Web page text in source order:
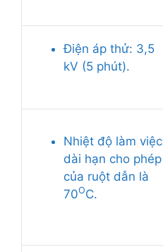
Điện áp thử: 3,5
kV (5 phút).
Nhiệt độ làm việc
dài hạn cho phép
của ruột dẫn là
70OC.